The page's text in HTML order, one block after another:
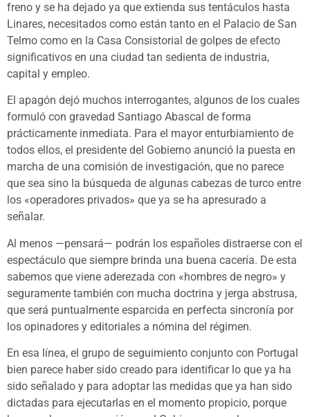
freno y se ha dejado ya que extienda sus tentáculos hasta
Linares, necesitados como están tanto en el Palacio de San
Telmo como en la Casa Consistorial de golpes de efecto
significativos en una ciudad tan sedienta de industria,
capital y empleo.
El apagón dejó muchos interrogantes, algunos de los cuales
formuló con gravedad Santiago Abascal de forma
prácticamente inmediata. Para el mayor enturbiamiento de
todos ellos, el presidente del Gobierno anunció la puesta en
marcha de una comisión de investigación, que no parece
que sea sino la búsqueda de algunas cabezas de turco entre
los «operadores privados» que ya se ha apresurado a
señalar.
Al menos —pensará— podrán los españoles distraerse con el
espectáculo que siempre brinda una buena cacería. De esta
sabemos que viene aderezada con «hombres de negro» y
seguramente también con mucha doctrina y jerga abstrusa,
que será puntualmente esparcida en perfecta sincronía por
los opinadores y editoriales a nómina del régimen.
En esa línea, el grupo de seguimiento conjunto con Portugal
bien parece haber sido creado para identificar lo que ya ha
sido señalado y para adoptar las medidas que ya han sido
dictadas para ejecutarlas en el momento propicio, porque